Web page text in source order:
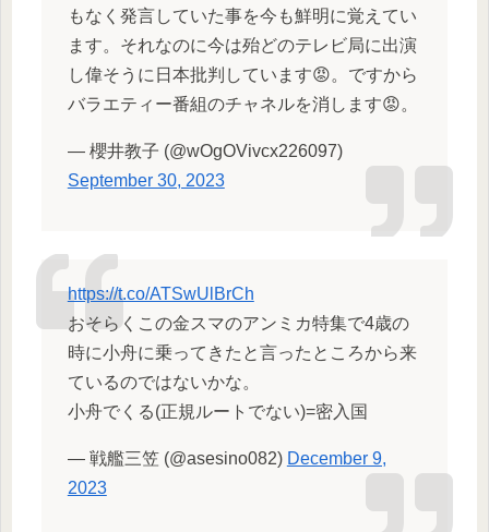
もなく発言していた事を今も鮮明に覚えてい
ます。それなのに今は殆どのテレビ局に出演
し偉そうに日本批判しています😡。ですから
バラエティー番組のチャネルを消します😡。
— 櫻井教子 (@wOgOVivcx226097)
September 30, 2023
https://t.co/ATSwUlBrCh
おそらくこの金スマのアンミカ特集で4歳の
時に小舟に乗ってきたと言ったところから来
ているのではないかな。
小舟でくる(正規ルートでない)=密入国
— 戦艦三笠 (@asesino082) December 9,
2023